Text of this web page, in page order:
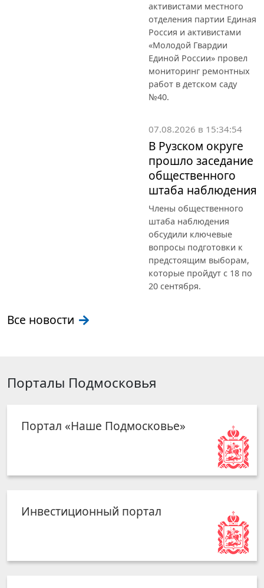
активистами местного
отделения партии Единая
Россия и активистами
«Молодой Гвардии
Единой России» провел
мониторинг ремонтных
работ в детском саду
№40.
07.08.2026 в 15:34:54
В Рузском округе
прошло заседание
общественного
штаба наблюдения
Члены общественного
штаба наблюдения
обсудили ключевые
вопросы подготовки к
предстоящим выборам,
которые пройдут с 18 по
20 сентября.
Все новости
Порталы Подмосковья
Портал «Наше Подмосковье»
Инвестиционный портал